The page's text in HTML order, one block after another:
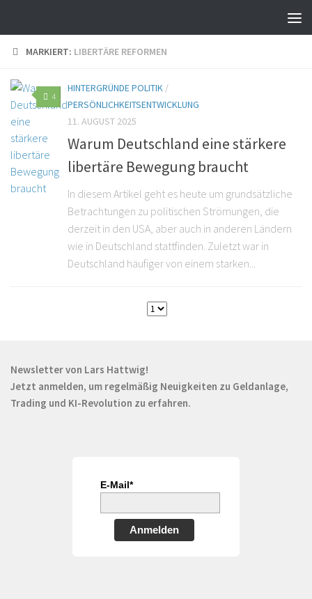
MARKIERT: LIBERTÄRE REFORMEN
4
HINTERGRÜNDE POLITIK /
PERSÖNLICHKEITSENTWICKLUNG
11. AUGUST 2025
Warum Deutschland eine stärkere
libertäre Bewegung braucht
In diesem Artikel geht es heute um grundsätzliche
Betrachtungen zu politischen Strömungen, die
derzeit in den USA, aber auch in anderen Ländern
wie in Deutschland stattfinden. Zuletzt war in
Deutschland häufiger von einem starken...
Newsletter von Lars Hattwig!
Jetzt anmelden, um regelmäßig Neuigkeiten zu Geldanlage,
Trading und KI-Revolution zu erfahren.
E-Mail*
Anmelden